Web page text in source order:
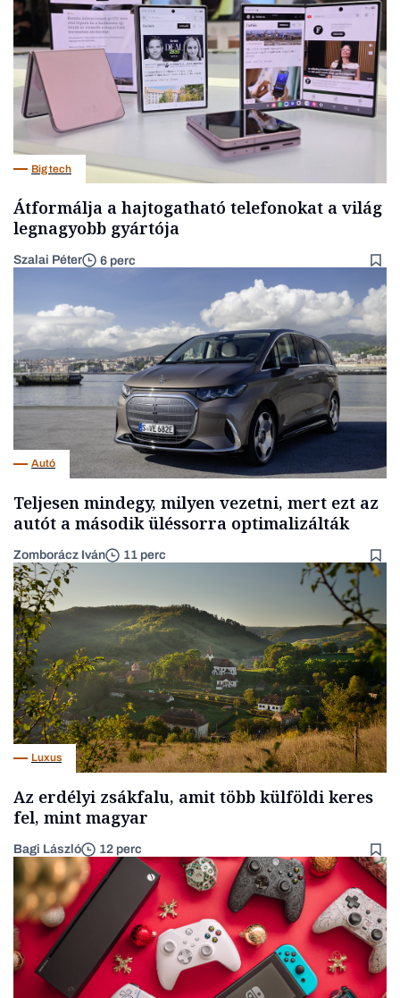
Big tech
Átformálja a hajtogatható telefonokat a világ
legnagyobb gyártója
Szalai Péter 6 perc
Autó
Teljesen mindegy, milyen vezetni, mert ezt az
autót a második üléssorra optimalizálták
Zomborácz Iván 11 perc
Luxus
Az erdélyi zsákfalu, amit több külföldi keres
fel, mint magyar
Bagi László 12 perc